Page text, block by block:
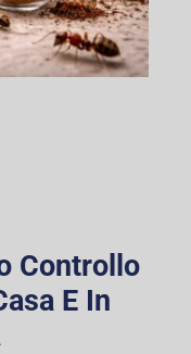
Controllo
E In